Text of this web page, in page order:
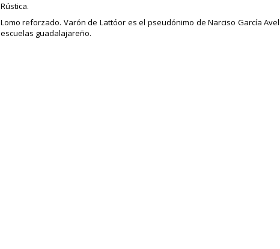
Rústica.
Lomo reforzado. Varón de Lattóor es el pseudónimo de Narciso García
escuelas guadalajareño.